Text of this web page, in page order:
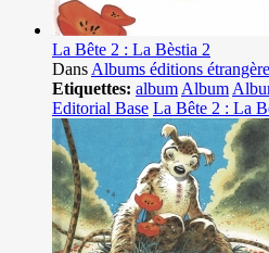
La Bête 2 : La Bèstia 2
DansAlbums éditions
Etiquettes: albumAlbum
Editorial Base La Bête 2 : La